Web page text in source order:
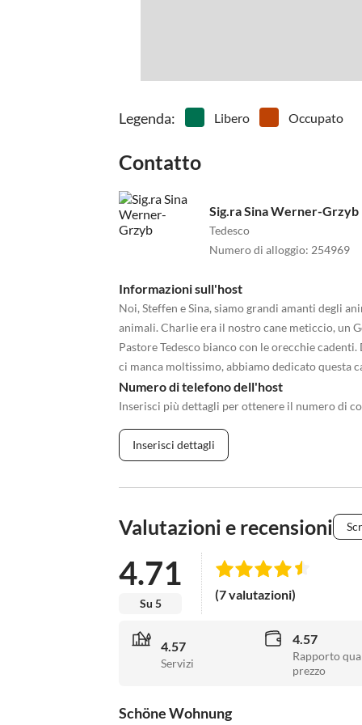
Legenda: Libero Occupato
Contatto
Sig.ra Sina Werner-Grzyb
Tedesco
Numero di alloggio: 254969
Informazioni sull'host
Noi, Steffen e Sina, siamo grandi amanti degli
animali. Charlie era il nostro cane meticcio, un
Pastore Tedesco bianco con le orecchie
ci manca moltissimo, abbiamo dedicato questa
Numero di telefono dell'host
Inserisci più dettagli per ottenere il numero di
Inserisci dettagli
Valutazioni e recensioni
4.71
Su 5
(7 valutazioni)
4.57
Servizi
4.57
Rapporto
prezzo
Schöne Wohnung